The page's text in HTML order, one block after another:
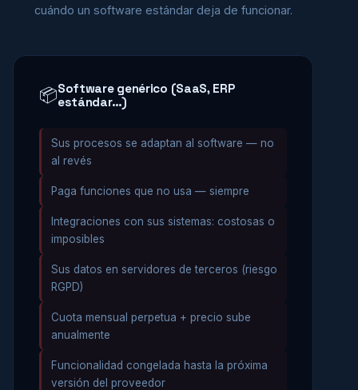
cuándo un software estándar deja de funcionar.
📦Software genérico (SaaS, ERP
estándar…)
Sus procesos se adaptan al software — no
al revés
Paga funciones que no usa — siempre
Integraciones con sus sistemas: costosas o
imposibles
Sus datos en servidores de terceros (riesgo
RGPD)
Cuota mensual perpetua + precio sube
anualmente
Funcionalidad congelada hasta la próxima
versión del proveedor